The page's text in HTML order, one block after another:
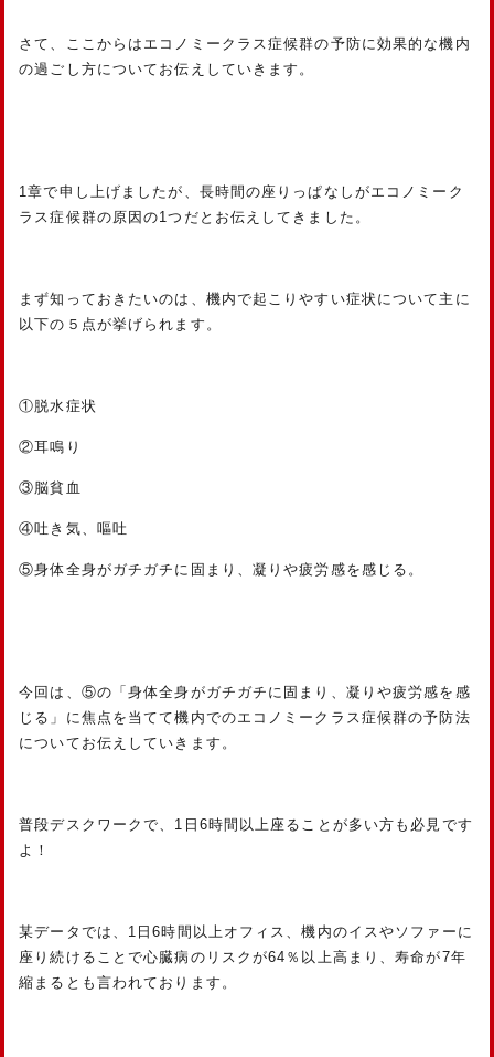
さて、ここからはエコノミークラス症候群の予防に効果的な機内
の過ごし方についてお伝えしていきます。
1章で申し上げましたが、長時間の座りっぱなしがエコノミーク
ラス症候群の原因の1つだとお伝えしてきました。
まず知っておきたいのは、機内で起こりやすい症状について主に
以下の５点が挙げられます。
①脱水症状
②耳鳴り
③脳貧血
④吐き気、嘔吐
⑤身体全身がガチガチに固まり、凝りや疲労感を感じる。
今回は、⑤の「身体全身がガチガチに固まり、凝りや疲労感を感
じる」に焦点を当てて機内でのエコノミークラス症候群の予防法
についてお伝えしていきます。
普段デスクワークで、1日6時間以上座ることが多い方も必見です
よ！
某データでは、1日6時間以上オフィス、機内のイスやソファーに
座り続けることで心臓病のリスクが64％以上高まり、寿命が7年
縮まるとも言われております。